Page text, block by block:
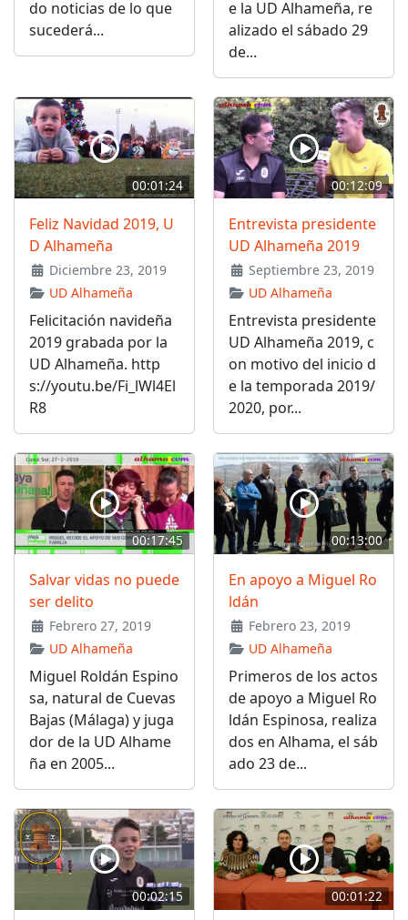
do noticias de lo que
sucederá...
e la UD Alhameña, re
alizado el sábado 29
de...
00:01:24
Feliz Navidad 2019, U
D Alhameña
Diciembre 23, 2019
UD Alhameña
Felicitación navideña
2019 grabada por la
UD Alhameña. http
s://youtu.be/Fi_lWl4El
R8
00:12:09
Entrevista presidente
UD Alhameña 2019
Septiembre 23, 2019
UD Alhameña
Entrevista presidente
UD Alhameña 2019, c
on motivo del inicio d
e la temporada 2019/
2020, por...
00:17:45
Salvar vidas no puede
ser delito
Febrero 27, 2019
UD Alhameña
Miguel Roldán Espino
sa, natural de Cuevas
Bajas (Málaga) y juga
dor de la UD Alhame
ña en 2005...
00:13:00
En apoyo a Miguel Ro
ldán
Febrero 23, 2019
UD Alhameña
Primeros de los actos
de apoyo a Miguel Ro
ldán Espinosa, realiza
dos en Alhama, el sáb
ado 23 de...
00:02:15 00:01:22